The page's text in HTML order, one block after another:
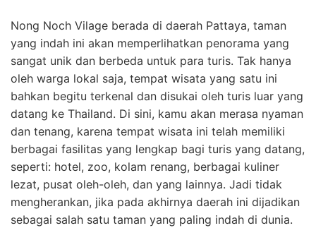
Nong Noch Vilage berada di daerah Pattaya, taman
yang indah ini akan memperlihatkan penorama yang
sangat unik dan berbeda untuk para turis. Tak hanya
oleh warga lokal saja, tempat wisata yang satu ini
bahkan begitu terkenal dan disukai oleh turis luar yang
datang ke Thailand. Di sini, kamu akan merasa nyaman
dan tenang, karena tempat wisata ini telah memiliki
berbagai fasilitas yang lengkap bagi turis yang datang,
seperti: hotel, zoo, kolam renang, berbagai kuliner
lezat, pusat oleh-oleh, dan yang lainnya. Jadi tidak
mengherankan, jika pada akhirnya daerah ini dijadikan
sebagai salah satu taman yang paling indah di dunia.